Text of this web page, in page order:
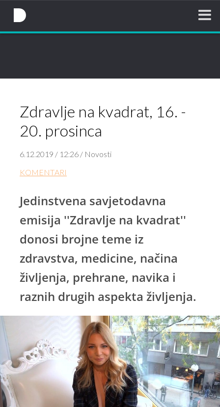
Zdravlje na kvadrat, 16. -
20. prosinca
6.12.2019 / 12:26 / Novosti
KOMENTARI
Jedinstvena savjetodavna
emisija ''Zdravlje na kvadrat''
donosi brojne teme iz
zdravstva, medicine, načina
življenja, prehrane, navika i
raznih drugih aspekta življenja.